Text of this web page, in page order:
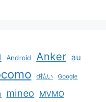
Android Anker au
d払い Google
mineo MVMO